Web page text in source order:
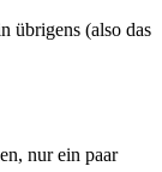
übrigens (also das
nur ein paar